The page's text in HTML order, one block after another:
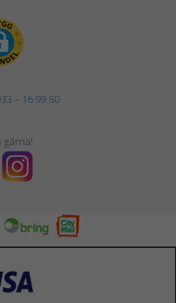
– 16 99 50
gärna!